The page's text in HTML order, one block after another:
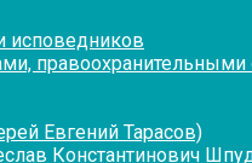
исповедников
Евгений Тарасов)
Константинович